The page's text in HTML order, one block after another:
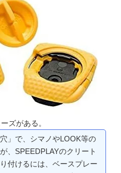
ズがある。
」で、シマノやLOOK等の
、SPEEDPLAYのクリート
付けるには、ベースプレー